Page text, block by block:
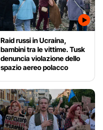
Raid russi in Ucraina,
bambini tra le vittime. Tusk
denuncia violazione dello
spazio aereo polacco